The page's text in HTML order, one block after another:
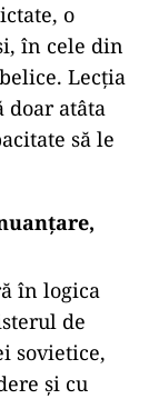
o
în cele din
Lecția
doar atâta
să le
în logica
de
sovietice,
și cu